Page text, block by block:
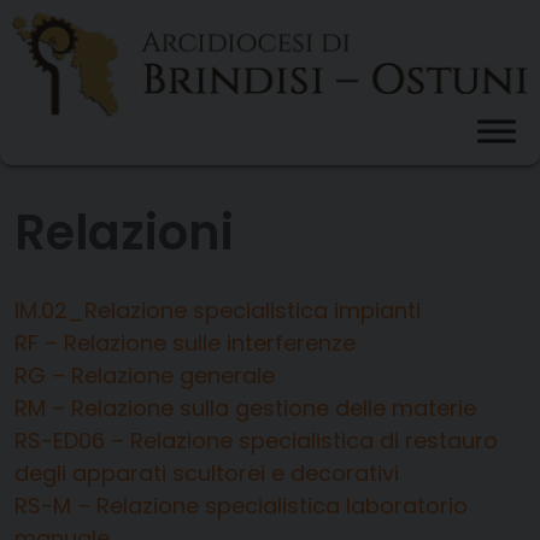
Skip
content
IM.02_Relazione specialistica impianti
RF – Relazione sulle interferenze
RG – Relazione generale
RM – Relazione sulla gestione delle materie
RS-ED06 – Relazione specialistica di restauro
degli apparati scultorei e decorativi
RS-M – Relazione specialistica laboratorio